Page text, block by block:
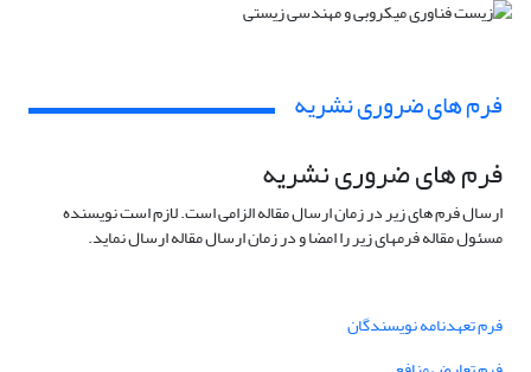
فرم های ضروری نشریه
فرم های ضروری نشریه
ارسال فرم های زیر در زمان ارسال مقاله الزامی است. لازم است نویسنده
مسئول مقاله فرمهای زیر را امضا و در زمان ارسال مقاله ارسال نماید.
فرم تعهدنامه نویسندگان